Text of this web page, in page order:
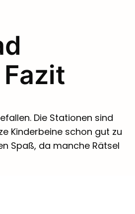
Die Stationen sind
Kinderbeine schon gut zu
Spaß, da manche Rätsel